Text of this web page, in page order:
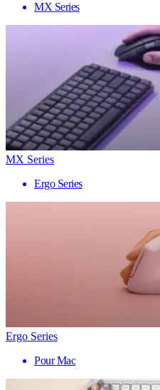
MX Series
MX Series
Ergo Series
Ergo Series
Pour Mac